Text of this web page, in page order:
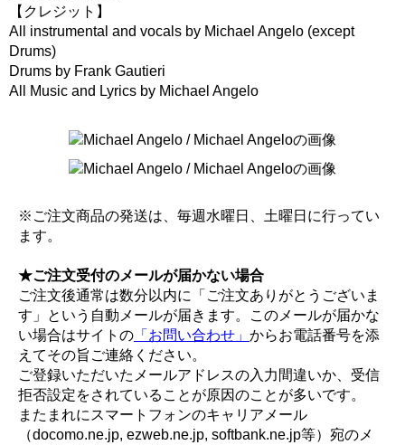
【クレジット】
All instrumental and vocals by Michael Angelo (except
Drums)
Drums by Frank Gautieri
All Music and Lyrics by Michael Angelo
※ご注文商品の発送は、毎週水曜日、土曜日に行ってい
ます。
★ご注文受付のメールが届かない場合
ご注文後通常は数分以内に「ご注文ありがとうございま
す」という自動メールが届きます。このメールが届かな
い場合はサイトの 「お問い合わせ」 からお電話番号を添
えてその旨ご連絡ください。
ご登録いただいたメールアドレスの入力間違いか、受信
拒否設定をされていることが原因のことが多いです。
またまれにスマートフォンのキャリアメール
（docomo.ne.jp, ezweb.ne.jp, softbank.ne.jp等）宛のメ